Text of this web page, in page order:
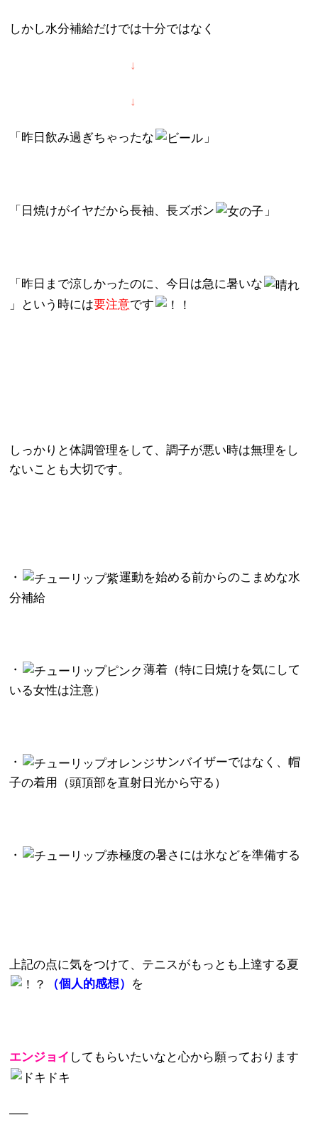
しかし水分補給だけでは十分ではなく
↓
↓
「昨日飲み過ぎちゃったな 」
「日焼けがイヤだから長袖、長ズボン 」
「昨日まで涼しかったのに、今日は急に暑いな
」という時には要注意です
しっかりと体調管理をして 、調子が悪い時は無理をし
ないことも大切です。
・
運動を始める前からのこまめな水
分補給
・
薄着（特に日焼けを気にして
いる女性は注意）
・
サンバイザーではなく、帽
子の着用（頭頂部を直射日光から守る）
・ 極度の暑さには氷などを準備する
上記の点に気をつけて、テニスがもっとも上達する夏
（個人的感想）
を
エンジョイ してもらいたいなと心から願っております
—–